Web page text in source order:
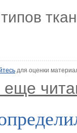
для оценки